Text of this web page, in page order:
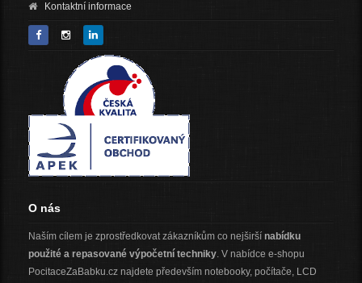
Kontaktní informace
O nás
Naším cílem je zprostředkovat zákazníkům co nejširší nabídku
použité a repasované výpočetní techniky. V nabídce e-shopu
PocitaceZaBabku.cz najdete především notebooky, počítače, LCD